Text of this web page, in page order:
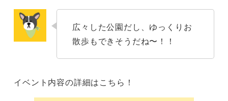
広々した公園だし、ゆっくりお
散歩もできそうだね〜！！
イベント内容の詳細はこちら！